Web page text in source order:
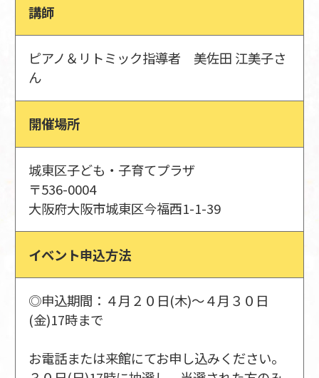
講師
ピアノ＆リトミック指導者 美佐田 江美子さ
ん
開催場所
城東区子ども・子育てプラザ
〒536-0004
大阪府大阪市城東区今福西1-1-39
イベント申込方法
◎申込期間：４月２０日(木)～４月３０日
(金)17時まで
お電話または来館にてお申し込みください。